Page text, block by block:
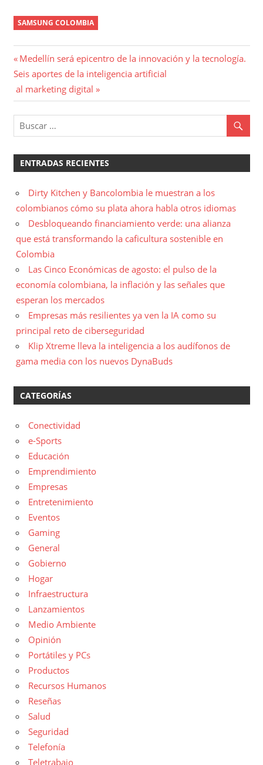
SAMSUNG COLOMBIA
Navegación
de
entradas
Entrada
anterior:
Medellín será epicentro de la innovación y la tecnología.
Entrada
siguiente:
Seis aportes de la inteligencia artificial
al marketing digital
ENTRADAS RECIENTES
Dirty Kitchen y Bancolombia le muestran a los
colombianos cómo su plata ahora habla otros idiomas
Desbloqueando financiamiento verde: una alianza
que está transformando la caficultura sostenible en
Colombia
Las Cinco Económicas de agosto: el pulso de la
economía colombiana, la inflación y las señales que
esperan los mercados
Empresas más resilientes ya ven la IA como su
principal reto de ciberseguridad
Klip Xtreme lleva la inteligencia a los audífonos de
gama media con los nuevos DynaBuds
CATEGORÍAS
Conectividad
e-Sports
Educación
Emprendimiento
Empresas
Entretenimiento
Eventos
Gaming
General
Gobierno
Hogar
Infraestructura
Lanzamientos
Medio Ambiente
Opinión
Portátiles y PCs
Productos
Recursos Humanos
Reseñas
Salud
Seguridad
Telefonía
Teletrabajo